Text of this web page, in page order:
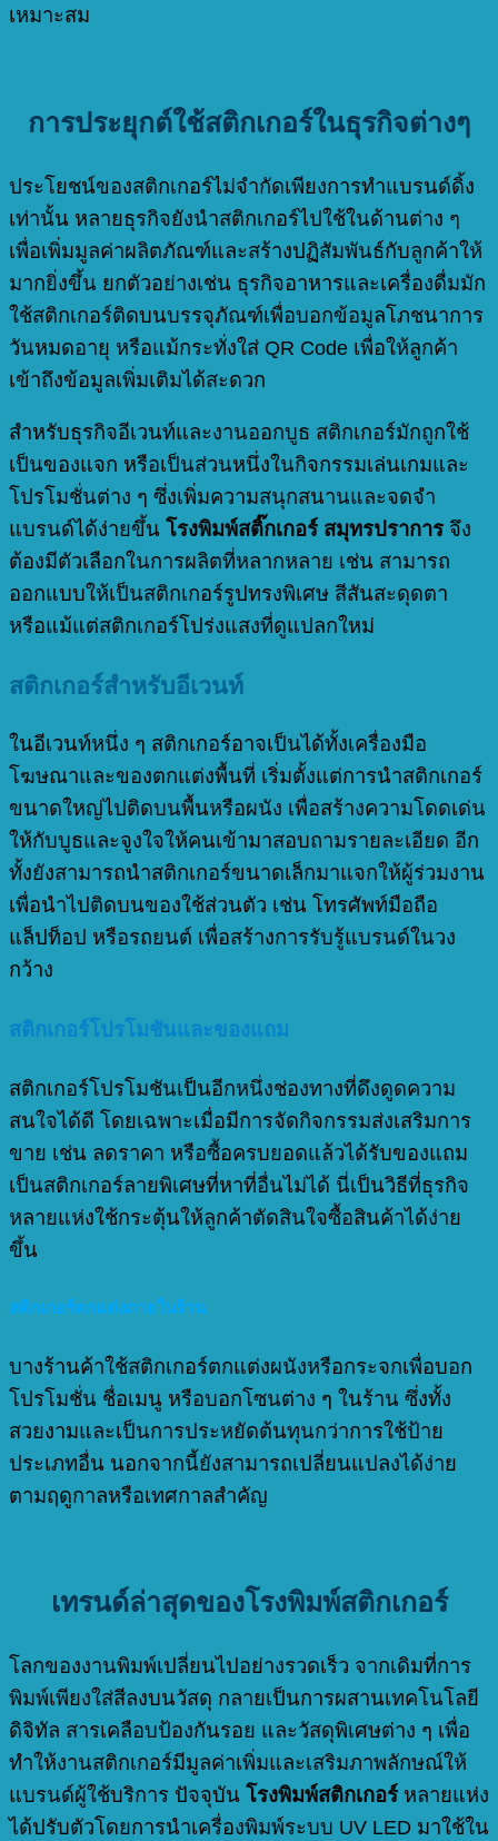
เหมาะสม
การประยุกต์ใช้สติกเกอร์ในธุรกิจต่างๆ
ประโยชน์ของสติกเกอร์ไม่จำกัดเพียงการทำแบรนด์ดิ้ง
เท่านั้น หลายธุรกิจยังนำสติกเกอร์ไปใช้ในด้านต่าง ๆ
เพื่อเพิ่มมูลค่าผลิตภัณฑ์และสร้างปฏิสัมพันธ์กับลูกค้าให้
มากยิ่งขึ้น ยกตัวอย่างเช่น ธุรกิจอาหารและเครื่องดื่มมัก
ใช้สติกเกอร์ติดบนบรรจุภัณฑ์เพื่อบอกข้อมูลโภชนาการ
วันหมดอายุ หรือแม้กระทั่งใส่ QR Code เพื่อให้ลูกค้า
เข้าถึงข้อมูลเพิ่มเติมได้สะดวก
สำหรับธุรกิจอีเวนท์และงานออกบูธ สติกเกอร์มักถูกใช้
เป็นของแจก หรือเป็นส่วนหนึ่งในกิจกรรมเล่นเกมและ
โปรโมชั่นต่าง ๆ ซึ่งเพิ่มความสนุกสนานและจดจำ
แบรนด์ได้ง่ายขึ้น โรงพิมพ์สติ๊กเกอร์ สมุทรปราการ จึง
ต้องมีตัวเลือกในการผลิตที่หลากหลาย เช่น สามารถ
ออกแบบให้เป็นสติกเกอร์รูปทรงพิเศษ สีสันสะดุดตา
หรือแม้แต่สติกเกอร์โปร่งแสงที่ดูแปลกใหม่
สติกเกอร์สำหรับอีเวนท์
ในอีเวนท์หนึ่ง ๆ สติกเกอร์อาจเป็นได้ทั้งเครื่องมือ
โฆษณาและของตกแต่งพื้นที่ เริ่มตั้งแต่การนำสติกเกอร์
ขนาดใหญ่ไปติดบนพื้นหรือผนัง เพื่อสร้างความโดดเด่น
ให้กับบูธและจูงใจให้คนเข้ามาสอบถามรายละเอียด อีก
ทั้งยังสามารถนำสติกเกอร์ขนาดเล็กมาแจกให้ผู้ร่วมงาน
เพื่อนำไปติดบนของใช้ส่วนตัว เช่น โทรศัพท์มือถือ
แล็ปท็อป หรือรถยนต์ เพื่อสร้างการรับรู้แบรนด์ในวง
กว้าง
สติกเกอร์โปรโมชันและของแถม
สติกเกอร์โปรโมชันเป็นอีกหนึ่งช่องทางที่ดึงดูดความ
สนใจได้ดี โดยเฉพาะเมื่อมีการจัดกิจกรรมส่งเสริมการ
ขาย เช่น ลดราคา หรือซื้อครบยอดแล้วได้รับของแถม
เป็นสติกเกอร์ลายพิเศษที่หาที่อื่นไม่ได้ นี่เป็นวิธีที่ธุรกิจ
หลายแห่งใช้กระตุ้นให้ลูกค้าตัดสินใจซื้อสินค้าได้ง่าย
ขึ้น
สติกเกอร์ตกแต่งภายในร้าน
บางร้านค้าใช้สติกเกอร์ตกแต่งผนังหรือกระจกเพื่อบอก
โปรโมชั่น ชื่อเมนู หรือบอกโซนต่าง ๆ ในร้าน ซึ่งทั้ง
สวยงามและเป็นการประหยัดต้นทุนกว่าการใช้ป้าย
ประเภทอื่น นอกจากนี้ยังสามารถเปลี่ยนแปลงได้ง่าย
ตามฤดูกาลหรือเทศกาลสำคัญ
เทรนด์ล่าสุดของโรงพิมพ์สติกเกอร์
โลกของงานพิมพ์เปลี่ยนไปอย่างรวดเร็ว จากเดิมที่การ
พิมพ์เพียงใส่สีลงบนวัสดุ กลายเป็นการผสานเทคโนโลยี
ดิจิทัล สารเคลือบป้องกันรอย และวัสดุพิเศษต่าง ๆ เพื่อ
ทำให้งานสติกเกอร์มีมูลค่าเพิ่มและเสริมภาพลักษณ์ให้
แบรนด์ผู้ใช้บริการ ปัจจุบัน โรงพิมพ์สติกเกอร์ หลายแห่ง
ได้ปรับตัวโดยการนำเครื่องพิมพ์ระบบ UV LED มาใช้ใน